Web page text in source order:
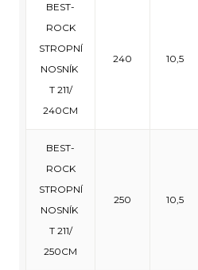
BEST-
ROCK
STROPNÍ
NOSNÍK
T 211/
240CM
240 10,5
BEST-
ROCK
STROPNÍ
NOSNÍK
T 211/
250CM
250 10,5